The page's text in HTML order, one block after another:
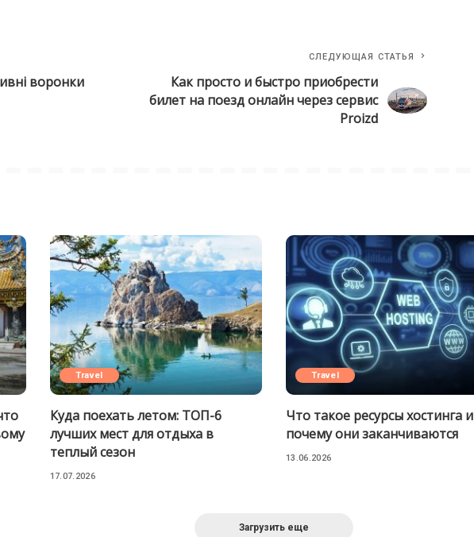
воронки
СЛЕДУЮЩАЯ СТАТЬЯ
Как просто и быстро приобрести
билет на поезд онлайн через сервис
Proizd
Travel
Куда поехать летом: ТОП-6
лучших мест для отдыха в
теплый сезон
17.07.2026
Travel
Что такое ресурсы хостинга и
почему они заканчиваются
13.06.2026
Загрузить еще